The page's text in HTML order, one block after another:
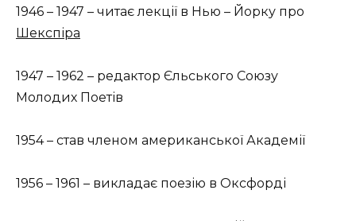
1946 – 1947 – читає лекції в Нью – Йорку про
Шекспіра
1947 – 1962 – редактор Єльського Союзу
Молодих Поетів
1954 – став членом американської Академії
1956 – 1961 – викладає поезію в Оксфорді